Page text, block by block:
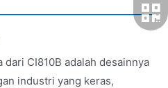
CI810B adalah desainnya
industri yang keras,